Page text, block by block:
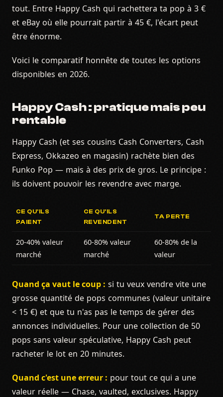
tout. Entre Happy Cash qui rachettera ta pop à 3 €
et eBay où elle pourrait partir à 45 €, l'écart peut
être énorme.
Voici le comparatif honnête de toutes les options
disponibles en 2026.
Happy Cash : pratique mais peu
rentable
Happy Cash (et ses cousins Cash Converters, Cash
Express, Okkazeo en magasin) rachète bien des
Funko Pop — mais à des prix de gros. Le principe :
ils doivent pouvoir les revendre avec marge.
CE QU'ILS
PAIENT
CE QU'ILS
REVENDENT
TA PERTE
20-40% valeur
marché
60-80% valeur
marché
60-80% de la
valeur
Quand ça vaut le coup : si tu veux vendre vite une
grosse quantité de pops communes (valeur unitaire
< 15 €) et que tu n'as pas le temps de gérer des
annonces individuelles. Pour une collection de 50
pops sans valeur spéculative, Happy Cash peut
racheter le lot en 20 minutes.
Quand c'est une erreur : pour tout ce qui a une
valeur réelle — Chase, vaulted, exclusives. Happy